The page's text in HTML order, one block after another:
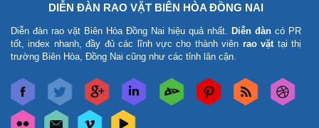
DIỄN ĐÀN RAO VẶT BIÊN HÒA ĐỒNG NAI
Diễn đàn rao vặt Biên Hòa Đồng Nai hiệu quả nhất. Diễn đàn có PR
tốt, index nhanh, đầy đủ các lĩnh vực cho thành viên rao vặt tại thị
trường Biên Hòa, Đồng Nai cũng như các tỉnh lân cận.